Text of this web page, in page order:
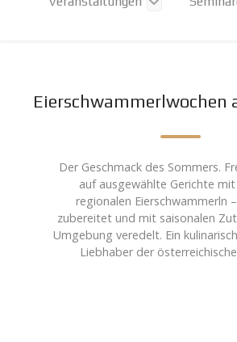
Eierschwammerlwochen
Der Geschmack des Sommers.
auf ausgewählte Gerichte
regionalen Eierschwammerln
zubereitet und mit saisonalen
Umgebung veredelt. Ein
Liebhaber der